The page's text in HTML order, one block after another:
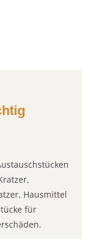
Hausmittel
für